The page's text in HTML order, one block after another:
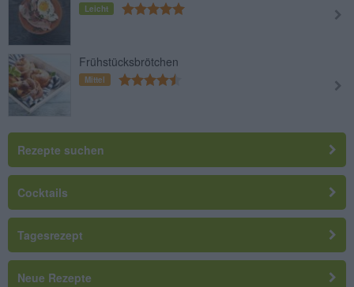
Leicht
Frühstücksbrötchen
Mittel
Rezepte suchen
Cocktails
Tagesrezept
Neue Rezepte